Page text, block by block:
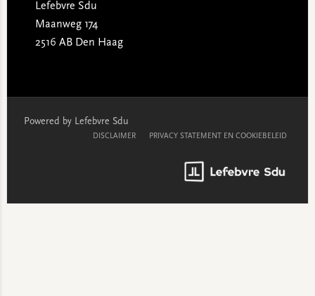
Lefebvre Sdu
Maanweg 174
2516 AB Den Haag
Powered by Lefebvre Sdu
DISCLAIMER PRIVACY STATEMENT EN COOKIEBELEID